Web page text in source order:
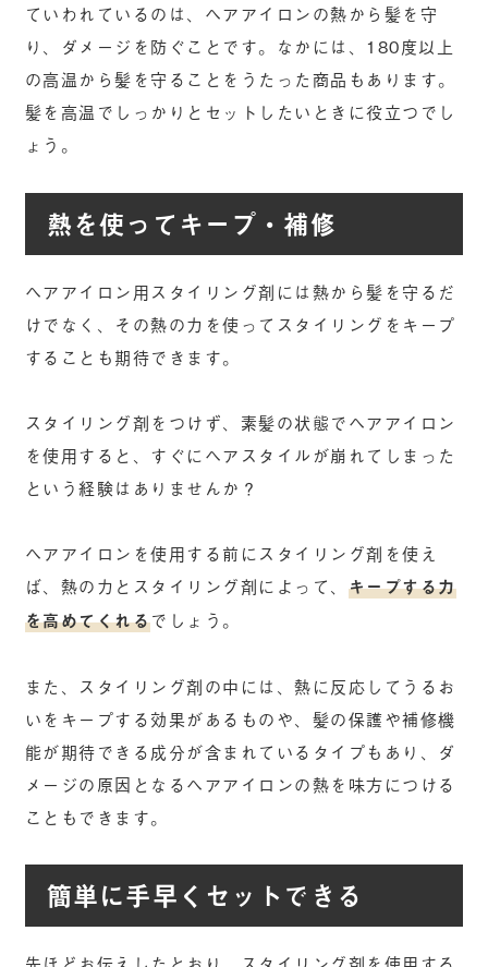
ていわれているのは、ヘアアイロンの熱から髪を守
り、ダメージを防ぐことです。なかには、180度以上
の高温から髪を守ることをうたった商品もあります。
髪を高温でしっかりとセットしたいときに役立つでし
ょう。
熱を使ってキープ・補修
ヘアアイロン用スタイリング剤には熱から髪を守るだ
けでなく、その熱の力を使ってスタイリングをキープ
することも期待できます。
スタイリング剤をつけず、素髪の状態でヘアアイロン
を使用すると、すぐにヘアスタイルが崩れてしまった
という経験はありませんか？
ヘアアイロンを使用する前にスタイリング剤を使え
ば、熱の力とスタイリング剤によって、 キープする力
を高めてくれるでしょう。
また、スタイリング剤の中には、熱に反応してうるお
いをキープする効果があるものや、髪の保護や補修機
能が期待できる成分が含まれているタイプもあり、ダ
メージの原因となるヘアアイロンの熱を味方につける
こともできます。
簡単に手早くセットできる